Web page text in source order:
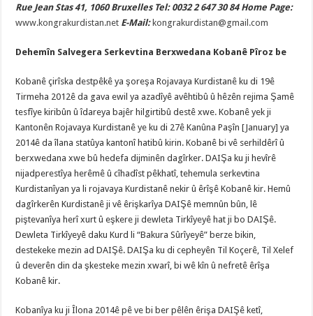
Rue Jean Stas 41, 1060 Bruxelles Tel: 0032 2 647 30 84 Home Page:
www.kongrakurdistan.net E-Mail: kongrakurdistan@gmail.com
Dehemîn Salvegera Serkevtina Berxwedana Kobanê Pîroz be
Kobanê çirîska destpêkê ya şoreşa Rojavaya Kurdistanê ku di 19ê
Tirmeha 2012ê da gava ewil ya azadîyê avêhtibû û hêzên rejima Şamê
tesfîye kiribûn û îdareya bajêr hilgirtibû destê xwe. Kobanê yek ji
Kantonên Rojavaya Kurdistanê ye ku di 27ê Kanûna Paşîn [January] ya
2014ê da îlana statûya kantonî hatibû kirin. Kobanê bi vê serhildêrî û
berxwedana xwe bû hedefa dijminên dagîrker. DAIŞa ku ji hevîrê
nijadperestîya herêmê û cîhadîst pêkhatî, tehemula serkevtina
Kurdistanîyan ya li rojavaya Kurdistanê nekir û êrîşê Kobanê kir. Hemû
dagîrkerên Kurdistanê ji vê êrişkarîya DAIŞê memnûn bûn, lê
piştevanîya herî xurt û eşkere ji dewleta Tirkîyeyê hat ji bo DAIŞê.
Dewleta Tirkîyeyê daku Kurd li “Bakura Sûrîyeyê” berze bikin,
destekeke mezin ad DAIŞê. DAIŞa ku di cepheyên Til Koçerê, Til Xelef
û deverên din da şkesteke mezin xwarî, bi wê kîn û nefretê êrîşa
Kobanê kir.
Kobanîya ku ji Îlona 2014ê pê ve bi ber pêlên êrişa DAIŞê ketî,